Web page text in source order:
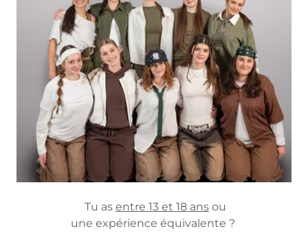
Tu as entre 13 et 18 ans ou
une expérience équivalente ?